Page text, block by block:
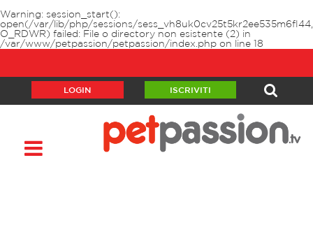
Warning: session_start():
open(/var/lib/php/sessions/sess_vh8uk0cv25t5kr2ee535m6fl44,
O_RDWR) failed: File o directory non esistente (2) in
/var/www/petpassion/petpassion/index.php on line 18
LOGIN ISCRIVITI